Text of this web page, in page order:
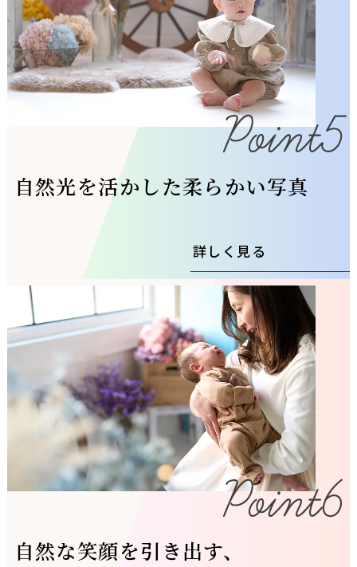
自然光を活かした柔らかい写真
詳しく見る
自然な笑顔を引き出す、